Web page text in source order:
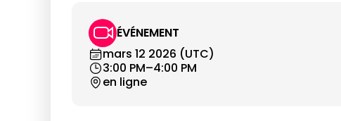
ÉVÉNEMENT
mars 12 2026 (UTC)
3:00 PM–4:00 PM
en ligne